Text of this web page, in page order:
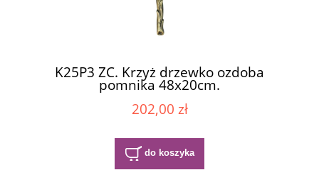
K25P3 ZC. Krzyż drzewko ozdoba
pomnika 48x20cm.
202,00 zł
do koszyka